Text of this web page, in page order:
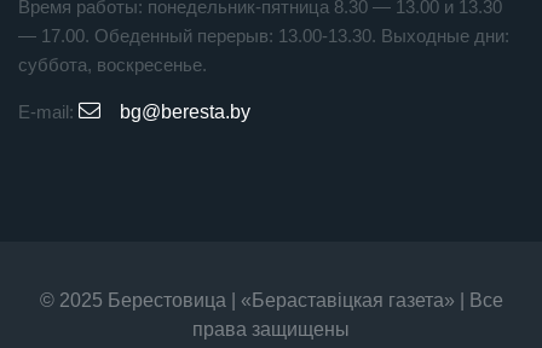
Время работы: понедельник-пятница 8.30 — 13.00 и 13.30
— 17.00. Обеденный перерыв: 13.00-13.30. Выходные дни:
суббота, воскресенье.
E-mail: bg@beresta.by
© 2025 Берестовица | «Бераставiцкая газета» | Все
права защищены